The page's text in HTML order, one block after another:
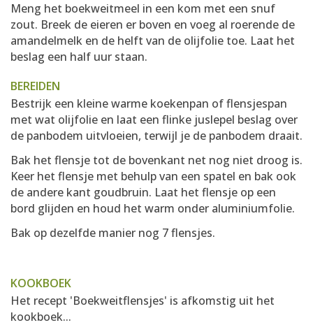
Meng het boekweitmeel in een kom met een snuf
zout. Breek de eieren er boven en voeg al roerende de
amandelmelk en de helft van de olijfolie toe. Laat het
beslag een half uur staan.
BEREIDEN
Bestrijk een kleine warme koekenpan of flensjespan
met wat olijfolie en laat een flinke juslepel beslag over
de panbodem uitvloeien, terwijl je de panbodem draait.
Bak het flensje tot de bovenkant net nog niet droog is.
Keer het flensje met behulp van een spatel en bak ook
de andere kant goudbruin. Laat het flensje op een
bord glijden en houd het warm onder aluminiumfolie.
Bak op dezelfde manier nog 7 flensjes.
KOOKBOEK
Het recept 'Boekweitflensjes' is afkomstig uit het
kookboek...